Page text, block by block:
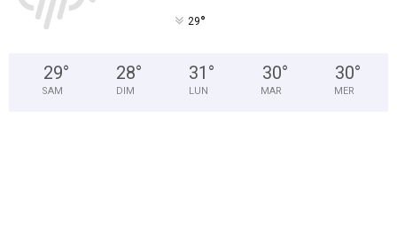
29°
29°
SAM
28°
DIM
31 °
LUN
30°
MAR
30°
MER